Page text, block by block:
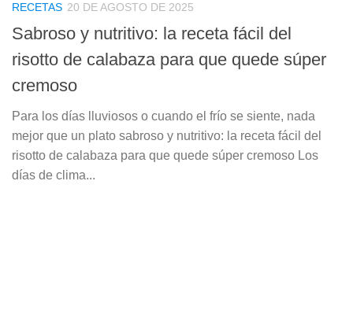
RECETAS 20 DE AGOSTO DE 2025
Sabroso y nutritivo: la receta fácil del
risotto de calabaza para que quede súper
cremoso
Para los días lluviosos o cuando el frío se siente, nada
mejor que un plato sabroso y nutritivo: la receta fácil del
risotto de calabaza para que quede súper cremoso Los
días de clima...